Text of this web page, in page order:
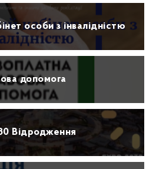
особи з інвалідністю
допомога
Відродження